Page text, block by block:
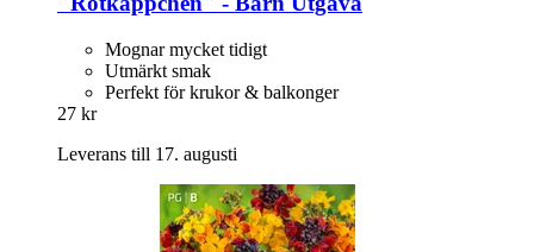
Mognar mycket tidigt
Utmärkt smak
Perfekt för krukor & balkonger
27 kr
Leverans till 17. augusti